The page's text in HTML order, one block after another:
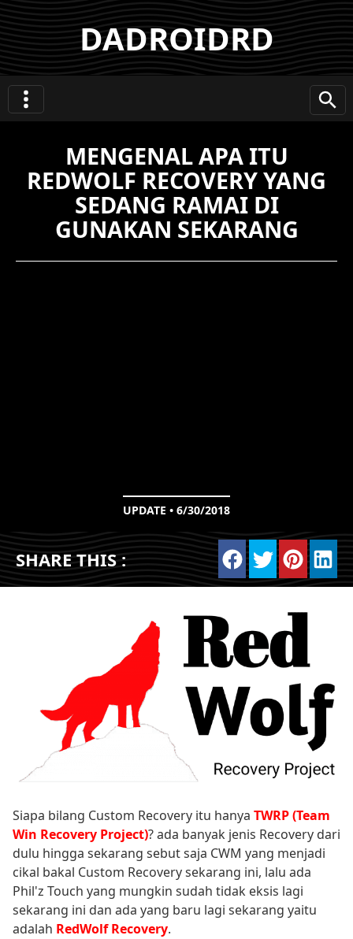
DADROIDRD
MENGENAL APA ITU
REDWOLF RECOVERY YANG
SEDANG RAMAI DI
GUNAKAN SEKARANG
UPDATE • 6/30/2018
SHARE THIS :
Siapa bilang Custom Recovery itu hanya TWRP (Team
Win Recovery Project)? ada banyak jenis Recovery dari
dulu hingga sekarang sebut saja CWM yang menjadi
cikal bakal Custom Recovery sekarang ini, lalu ada
Phil'z Touch yang mungkin sudah tidak eksis lagi
sekarang ini dan ada yang baru lagi sekarang yaitu
adalah RedWolf Recovery.